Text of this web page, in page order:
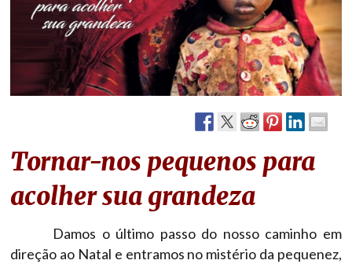
Tornar-nos pequenos para
acolher sua grandeza
Damos o último passo do nosso caminho em
direção ao Natal e entramos no mistério da pequenez,